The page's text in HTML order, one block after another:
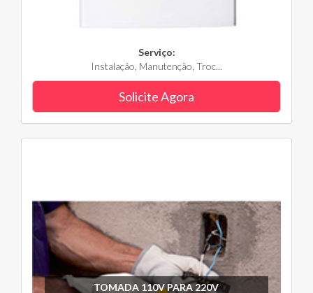
Serviço:
Instalação, Manutenção, Troc...
Solicite Agora
TOMADA 110V PARA 220V